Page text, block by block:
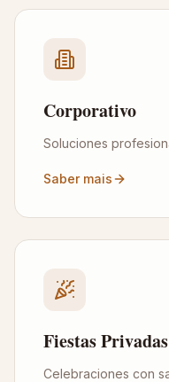
Corporativo
Soluciones
Saber mais
Fiestas Privadas
Celebraciones con